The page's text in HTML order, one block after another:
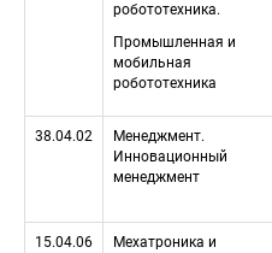
робототехника.
Промышленная и
мобильная
робототехника
38.04.02
Менеджмент.
Инновационный
менеджмент
15.04.06
Мехатроника и